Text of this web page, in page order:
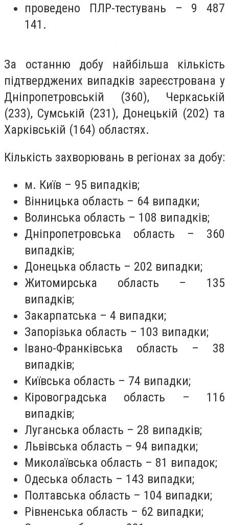
проведено ПЛР-тестувань – 9 487
141.
За останню добу найбільша кількість
підтверджених випадків зареєстрована у
Дніпропетровській (360), Черкаській
(233), Сумській (231), Донецькій (202) та
Харківській (164) областях.
Кількість захворювань в регіонах за добу:
м. Київ – 95 випадків;
Вінницька область – 64 випадки;
Волинська область – 108 випадків;
Дніпропетровська область – 360
випадків;
Донецька область – 202 випадки;
Житомирська область – 135
випадків;
Закарпатська – 4 випадки;
Запорізька область – 103 випадки;
Івано-Франківська область – 38
випадків;
Київська область – 74 випадки;
Кіровоградська область – 116
випадків;
Луганська область – 28 випадків;
Львівська область – 94 випадки;
Миколаївська область – 81 випадок;
Одеська область – 143 випадки;
Полтавська область – 104 випадки;
Рівненська область – 62 випадки;